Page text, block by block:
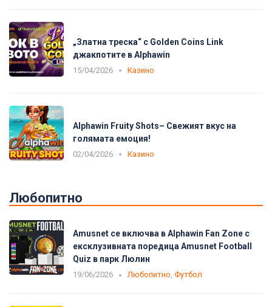
„Златна треска“ с Golden Coins Link
джакпотите в Alphawin
15/04/2026 Казино
Alphawin Fruity Shots– Свежият вкус на
голямата емоция!
02/04/2026 Казино
Любопитно
Amusnet се включва в Alphawin Fan Zone с
ексклузивната поредица Amusnet Football
Quiz в парк Люлин
19/06/2026 Любопитно, Футбол